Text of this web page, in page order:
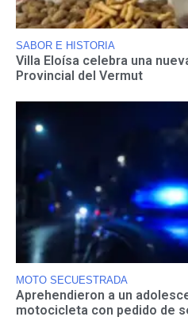
SABOR E HISTORIA
Villa Eloísa celebra una
Provincial del Vermut
MOTO SECUESTRADA
Aprehendieron a un
motocicleta con pedido de